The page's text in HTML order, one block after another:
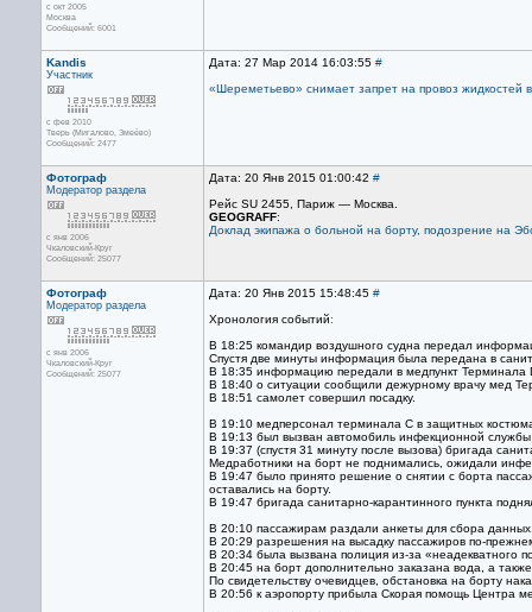
с окт 2005
Москва
Сообщений: 6001
Kandis
Участник
с фев 2010
Тверь (Мигалово, Змеёво)
Сообщений: 2477
Дата: 27 Мар 2014 16:03:55 #
«Шереметьево» снимает запрет на провоз жидкостей
Фотограф
Модератор раздела
с янв 2006
Чкаловский-Круг
Сообщений: 25077
Дата: 20 Янв 2015 01:00:42 #
Рейс SU 2455, Париж — Москва.
GEOGRAFF:
Доклад экипажа о больной на борту, подозрение на
Фотограф
Модератор раздела
с янв 2006
Чкаловский-Круг
Сообщений: 25077
Дата: 20 Янв 2015 15:48:45 #
Хронология событий:
В 18:25 командир воздушного судна передал
Спустя две минуты информация была передана в
В 18:35 информацию передали в медпункт Терминала
В 18:40 о ситуации сообщили дежурному врачу мед
В 18:51 самолет совершил посадку.
В 19:10 медперсонал терминала C в защитных
В 19:13 был вызван автомобиль инфекционной службы
В 19:37 (спустя 31 минуту после вызова) бригада
Медработники на борт не поднимались, ожидали
В 19:47 было принято решение о снятии с борта
оставались на борту.
В 19:47 бригада санитарно-карантинного пункта
В 20:10 пассажирам раздали анкеты для сбора
В 20:29 разрешения на высадку пассажиров по-
В 20:34 была вызвана полиция из-за «неадекватного
В 20:45 на борт дополнительно заказана вода, а
По свидетельству очевидцев, обстановка на борту
В 20:56 к аэропорту прибыла Скорая помощь Центра